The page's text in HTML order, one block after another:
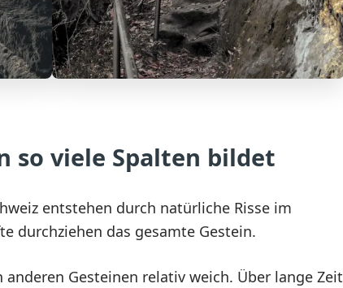
so viele Spalten bildet
entstehen durch natürliche Risse im
durchziehen das gesamte Gestein.
Gesteinen relativ weich. Über lange Zeit